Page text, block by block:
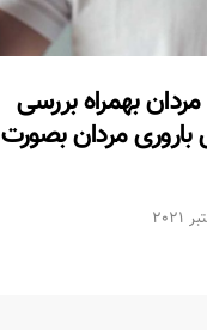
مردان بهمراه بررسی
باروری مردان بصورت